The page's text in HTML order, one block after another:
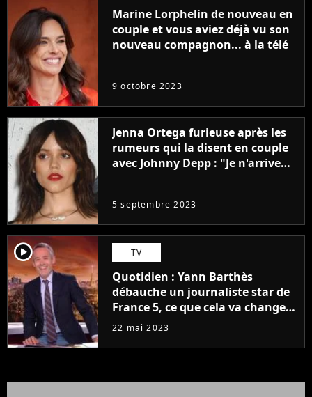
Marine Lorphelin de nouveau en
couple et vous aviez déjà vu son
nouveau compagnon... à la télé
9 octobre 2023
Jenna Ortega furieuse après les
rumeurs qui la disent en couple
avec Johnny Depp : "Je n'arrive
5 septembre 2023
player2 TV
Quotidien : Yann Barthès
débauche un journaliste star de
France 5, ce que cela va changer
à la rentrée
22 mai 2023